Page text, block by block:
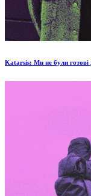
Katarsis: Ми не були готові